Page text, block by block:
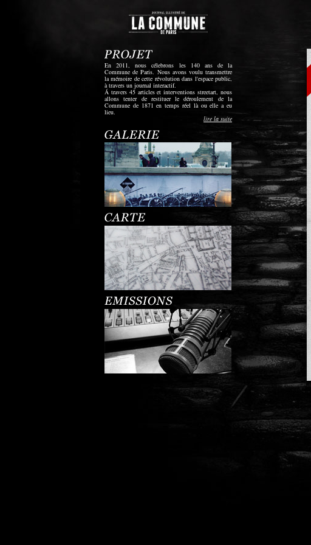
En 2011, nous célebrons les 140 ans de la
Commune de Paris. Nous avons voulu transmettre
la mémoire de cette révolution dans l'espace public,
à travers un journal interactif.
Á travers 45 articles et interventions streetart, nous
allons tenter de restituer le déroulement de la
Commune de 1871 en temps réel là ou elle a eu
lieu.
lire la suite